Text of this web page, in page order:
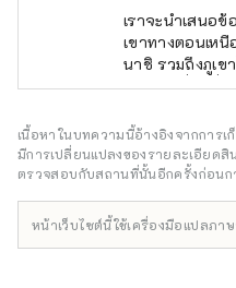
เราจะนำเสนอ
เขาทางตอนเห
นาชิ รวมถึงภูเ
ประเทศญี่ปุ่นที่ไ
โกะโกะ (Fuji
ของภูเขาไฟฟูจิ
อุดมสมบูรณ์ไปด้
Motosuko), ทะ
เนื้อหาในบทความนี้อ้างอิงจากการ
มีการเปลี่ยนแปลงของรายละเอียด
ตรวจสอบกับสถานที่นั้นอีกครั้งก่อนก
หน้าเว็บไซต์นี้ใช้เครื่องมือแปลภา